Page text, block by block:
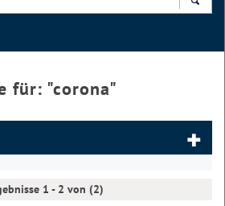
für: "corona"
1 - 2 von (2)